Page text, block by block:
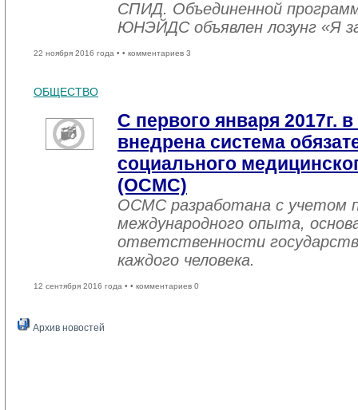
СПИД. Объединенной
ЮНЭЙДС объявлен лозунг «Я
22 ноября 2016 года • • комментариев 3
ОБЩЕСТВО
С первого января 2017г.
внедрена система
социального
(ОСМС)
ОСМС разработана с учетом
международного опыта,
ответственности
каждого человека.
12 сентября 2016 года • • комментариев 0
Архив новостей